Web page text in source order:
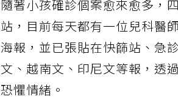
隨著小孩確診個案愈來愈多，
站，目前每天都有一位兒科醫
海報，並已張貼在快篩站、急
文、越南文、印尼文等報，透
恐懼情緒。